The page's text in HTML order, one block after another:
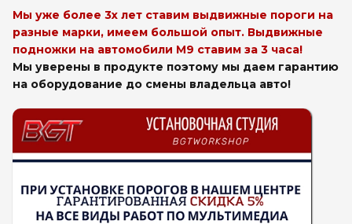
Мы уже более 3х лет ставим выдвижные пороги на
разные марки, имеем большой опыт. Выдвижные
подножки на автомобили M9 ставим за 3 часа!
Мы уверены в продукте поэтому мы даем гарантию
на оборудование до смены владельца авто!